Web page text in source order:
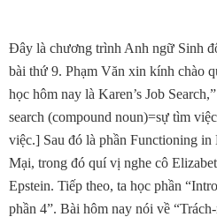
Đây là chương trình Anh ngữ Sinh
bài thứ 9. Phạm Văn xin kính chào
học hôm nay là Karen’s Job
search (compound noun)=sự tìm
việc.] Sau đó là phần Functioning
Mại, trong đó quí vị nghe cô
Epstein. Tiếp theo, ta học phần
phần 4”. Bài hôm nay nói về